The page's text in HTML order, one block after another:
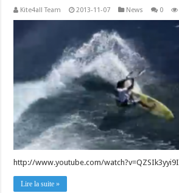
Kite4all Team 2013-11-07 News 0
http://www.youtube.com/watch?v=QZSIk3yyi9I
Lire la suite »